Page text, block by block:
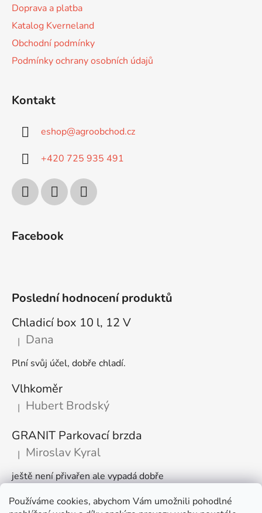
Používáme cookies, abychom Vám umožnili pohodlné
Doprava a platba
Katalog Kverneland
Obchodní podmínky
Podmínky ochrany osobních údajů
Kontakt
eshop@agroobchod.cz
+420 725 935 491
Facebook
Poslední hodnocení produktů
Chladicí box 10 l, 12 V
Hodnocení produktu je 5 z 5 hvězdiček.
| Dana
Plní svůj účel, dobře chladí.
Vlhkoměr
Hodnocení produktu je 5 z 5 hvězdiček.
| Hubert Brodský
GRANIT Parkovací brzda
Hodnocení produktu je 5 z 5 hvězdiček.
| Miroslav Kyral
ještě není přivařen ale vypadá dobře